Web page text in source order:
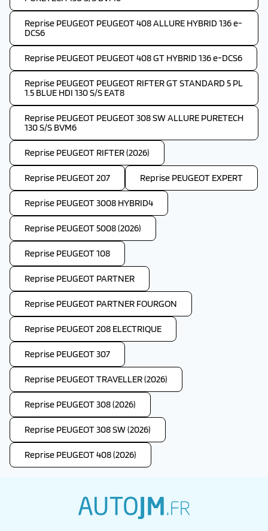
Reprise PEUGEOT PEUGEOT 408 ALLURE HYBRID 136 e-
DCS6
Reprise PEUGEOT PEUGEOT 408 GT HYBRID 136 e-DCS6
Reprise PEUGEOT PEUGEOT RIFTER GT STANDARD 5 PL
1.5 BLUE HDI 130 S/S EAT8
Reprise PEUGEOT PEUGEOT 308 SW ALLURE PURETECH
130 S/S BVM6
Reprise PEUGEOT RIFTER (2026)
Reprise PEUGEOT 207 Reprise PEUGEOT EXPERT
Reprise PEUGEOT 3008 HYBRID4
Reprise PEUGEOT 5008 (2026)
Reprise PEUGEOT 108
Reprise PEUGEOT PARTNER
Reprise PEUGEOT PARTNER FOURGON
Reprise PEUGEOT 208 ELECTRIQUE
Reprise PEUGEOT 307
Reprise PEUGEOT TRAVELLER (2026)
Reprise PEUGEOT 308 (2026)
Reprise PEUGEOT 308 SW (2026)
Reprise PEUGEOT 408 (2026)